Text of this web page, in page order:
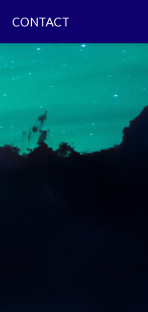
CONTACT